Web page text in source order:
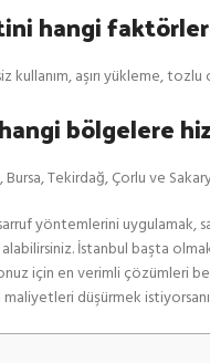
hangi faktörler
kullanım, aşırı yükleme,
bölgelere
, Bursa, Tekirdağ, Çorlu ve
yöntemlerini uygulamak,
İstanbul başta
için en verimli çözümleri
düşürmek